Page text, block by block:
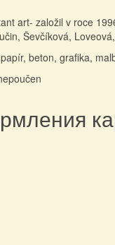
art- založil v roce
Ševčíková,
beton, grafika,